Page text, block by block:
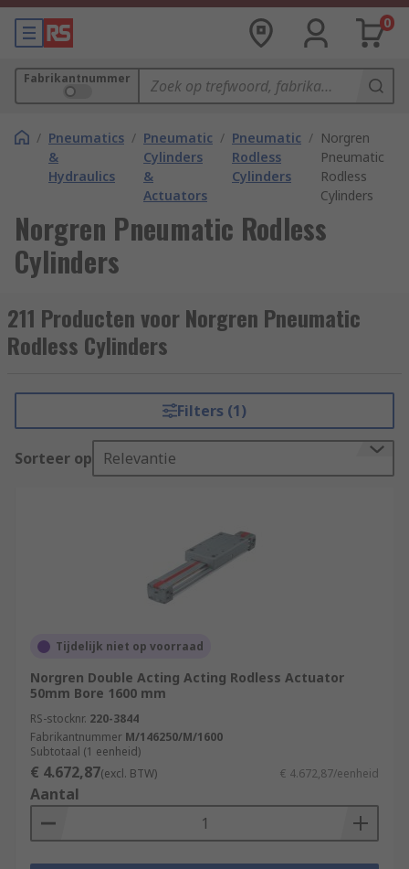
0
Fabrikantnummer
/ Pneumatics
&
Hydraulics
/ Pneumatic
Cylinders
&
Actuators
/ Pneumatic
Rodless
Cylinders
/ Norgren
Pneumatic
Rodless
Cylinders
Norgren Pneumatic Rodless
Cylinders
211 Producten voor Norgren Pneumatic
Rodless Cylinders
Filters (1)
Sorteer op Relevantie
Tijdelijk niet op voorraad
Norgren Double Acting Acting Rodless Actuator
50mm Bore 1600 mm
RS-stocknr. 220-3844
Fabrikantnummer M/146250/M/1600
Subtotaal (1 eenheid)
€ 4.672,87(excl. BTW) € 4.672,87/eenheid
Aantal